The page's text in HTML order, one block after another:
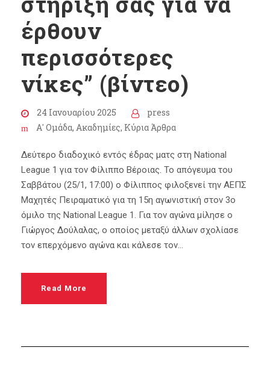
έρθουν
περισσότερες
νίκες” (βίντεο)
24 Ιανουαρίου 2025
press
Α' Ομάδα, Ακαδημίες, Κύρια Άρθρα
Δεύτερο διαδοχικό εντός έδρας ματς στη National
League 1 για τον Φίλιππο Βέροιας. Το απόγευμα του
Σαββάτου (25/1, 17:00) ο Φίλιππος φιλοξενεί την ΑΕΠΣ
Μαχητές Πειραματικό για τη 15η αγωνιστική στον 3ο
όμιλο της National League 1. Για τον αγώνα μίλησε ο
Γιώργος Δούλαλας, ο οποίος μεταξύ άλλων σχολίασε
τον επερχόμενο αγώνα και κάλεσε τον...
Read More